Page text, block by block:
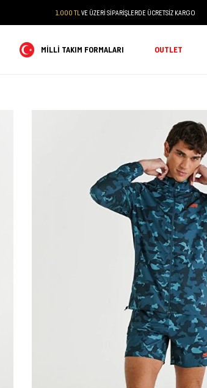
PEŞİN FİYATINA 3 TAKSİT
MILLI TAKIM FORMALARI OUTLET